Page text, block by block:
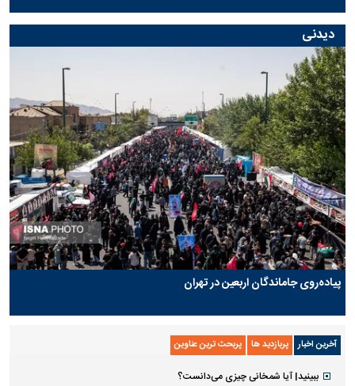
دیدنی
پیاده‌روی جاماندگان اربعین در تهران
آخرین اخبار پربازدید ها پربحث ترین عناوین
ببینید| آیا شمخانی چیزی می‌دانست؟